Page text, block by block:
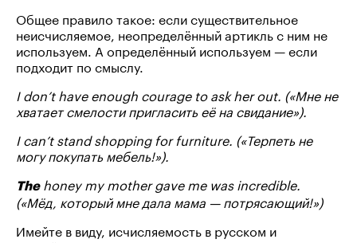
Общее правило такое: если существительное
неисчисляемое, неопределённый артикль с ним не
используем. А определённый используем — если
подходит по смыслу.
I don’t have enough courage to ask her out. («Мне не
хватает смелости пригласить её на свидание»).
I can’t stand shopping for furniture. («Терпеть не
могу покупать мебель!»).
Thehoney my mother gave me was incredible.
(«Мёд, который мне дала мама — потрясающий!»)
Имейте в виду, исчисляемость в русском и